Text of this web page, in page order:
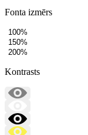
Fonta izmērs
100%
150%
200%
Kontrasts